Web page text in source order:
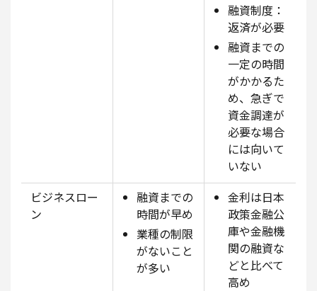
融資制度：
返済が必要
融資までの
一定の時間
がかかるた
め、急ぎで
資金調達が
必要な場合
には向いて
いない
ビジネスロー
ン
融資までの
時間が早め
業種の制限
がないこと
が多い
金利は日本
政策金融公
庫や金融機
関の融資な
どと比べて
高め